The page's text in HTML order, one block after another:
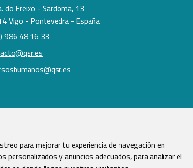
para mejorar tu experiencia de navegación en
y anuncios adecuados, para analizar el
do Freixo - Sardoma, 13
Vigo - Pontevedra - España
986 48 16 33